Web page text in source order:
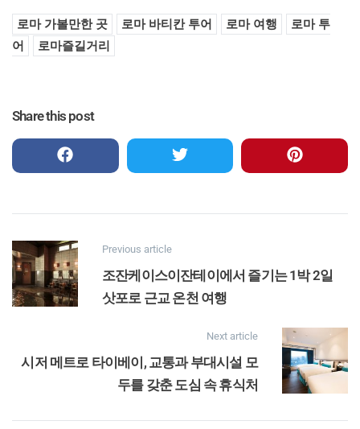
로마 가볼만한 곳 로마 바티칸 투어 로마 여행
로마 투
어
로마즐길거리
Share this post
Previous article
조잔케이스이잔테이에서 즐기는 1박 2일
삿포로 근교 온천 여행
Next article
시저 메트로 타이베이, 교통과 부대시설 모
두를 갖춘 도심 속 휴식처